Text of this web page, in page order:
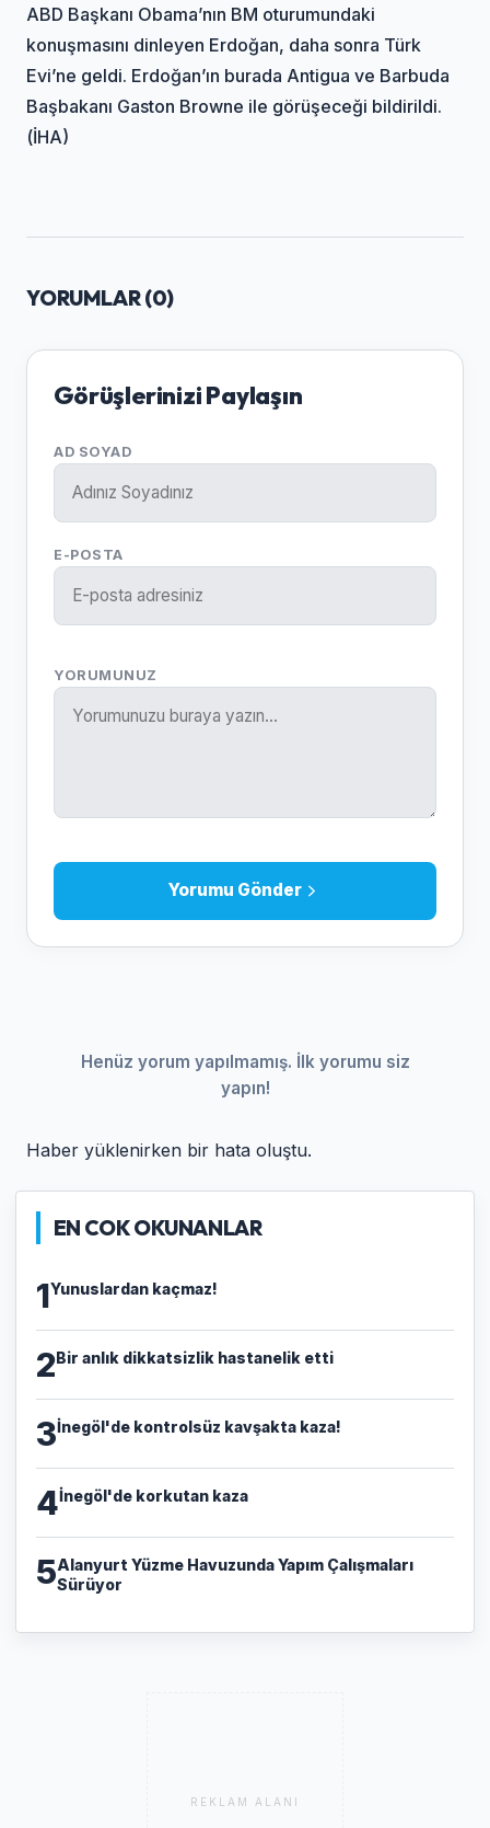
ABD Başkanı Obama’nın BM oturumundaki
konuşmasını dinleyen Erdoğan, daha sonra Türk
Evi’ne geldi. Erdoğan’ın burada Antigua ve Barbuda
Başbakanı Gaston Browne ile görüşeceği bildirildi.
(İHA)
YORUMLAR (0)
Görüşlerinizi Paylaşın
AD SOYAD
E-POSTA
YORUMUNUZ
Yorumu Gönder
Henüz yorum yapılmamış. İlk yorumu siz
yapın!
Haber yüklenirken bir hata oluştu.
EN COK OKUNANLAR
1Yunuslardan kaçmaz!
2Bir anlık dikkatsizlik hastanelik etti
3İnegöl'de kontrolsüz kavşakta kaza!
4İnegöl'de korkutan kaza
5Alanyurt Yüzme Havuzunda Yapım Çalışmaları
Sürüyor
REKLAM ALANI